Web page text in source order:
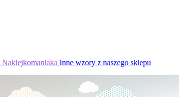
Naklejkomaniaka Inne wzory z naszego sklepu